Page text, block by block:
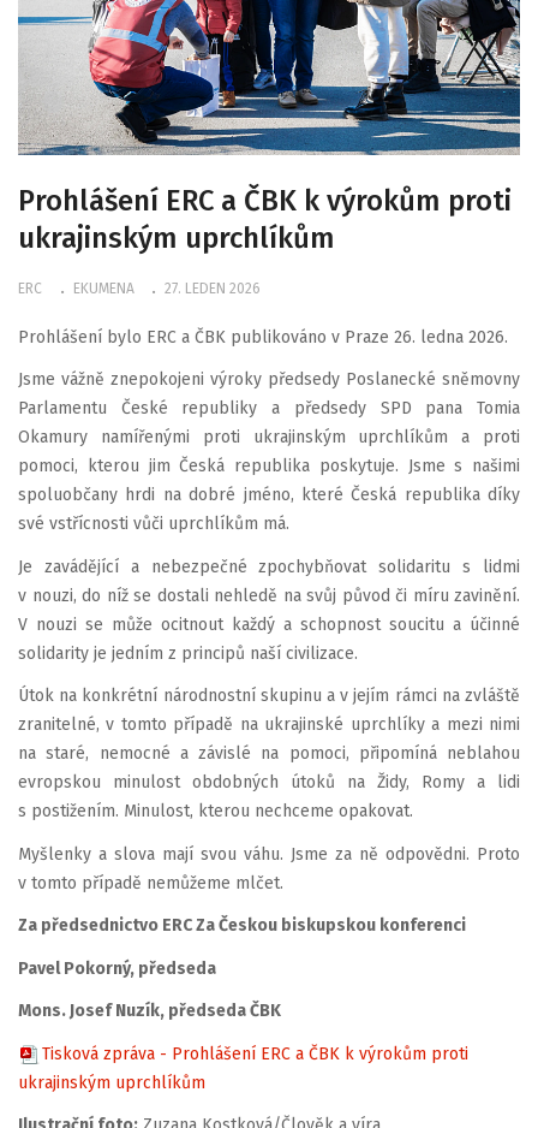
Prohlášení ERC a ČBK k výrokům proti
ukrajinským uprchlíkům
ERC EKUMENA 27. LEDEN 2026
Prohlášení bylo ERC a ČBK publikováno v Praze 26. ledna 2026.
Jsme vážně znepokojeni výroky předsedy Poslanecké sněmovny
Parlamentu České republiky a předsedy SPD pana Tomia
Okamury namířenými proti ukrajinským uprchlíkům a proti
pomoci, kterou jim Česká republika poskytuje. Jsme s našimi
spoluobčany hrdi na dobré jméno, které Česká republika díky
své vstřícnosti vůči uprchlíkům má.
Je zavádějící a nebezpečné zpochybňovat solidaritu s lidmi
v nouzi, do níž se dostali nehledě na svůj původ či míru zavinění.
V nouzi se může ocitnout každý a schopnost soucitu a účinné
solidarity je jedním z principů naší civilizace.
Útok na konkrétní národnostní skupinu a v jejím rámci na zvláště
zranitelné, v tomto případě na ukrajinské uprchlíky a mezi nimi
na staré, nemocné a závislé na pomoci, připomíná neblahou
evropskou minulost obdobných útoků na Židy, Romy a lidi
s postižením. Minulost, kterou nechceme opakovat.
Myšlenky a slova mají svou váhu. Jsme za ně odpovědni. Proto
v tomto případě nemůžeme mlčet.
Za předsednictvo ERC Za Českou biskupskou konferenci
Pavel Pokorný, předseda
Mons. Josef Nuzík, předseda ČBK
Tisková zpráva - Prohlášení ERC a ČBK k výrokům proti
ukrajinským uprchlíkům